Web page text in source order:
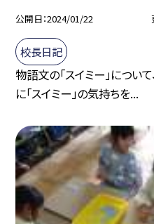
公開日 2024/01/22
校長日記
物語文の「スイミー」につい
に「スイミー」の気持ちを...